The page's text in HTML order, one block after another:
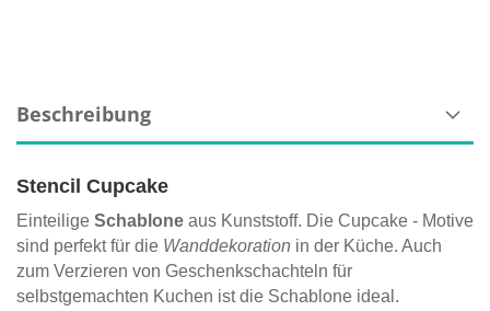
Beschreibung
Stencil Cupcake
Einteilige Schablone aus Kunststoff. Die Cupcake - Motive
sind perfekt für die Wanddekoration in der Küche. Auch
zum Verzieren von Geschenkschachteln für
selbstgemachten Kuchen ist die Schablone ideal.